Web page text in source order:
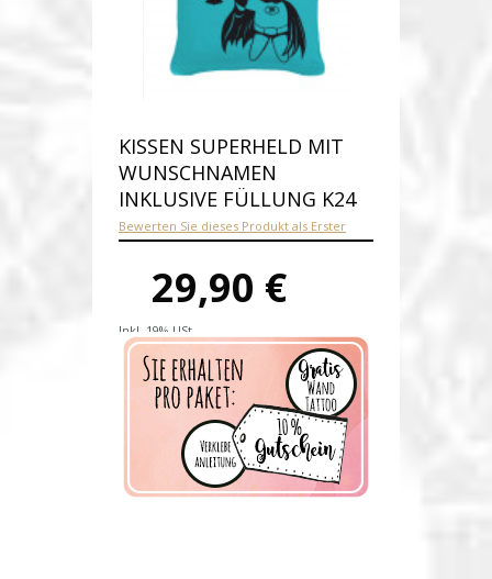
KISSEN SUPERHELD MIT
WUNSCHNAMEN
INKLUSIVE FÜLLUNG K24
Bewerten Sie dieses Produkt als Erster
29,90 €
Inkl. 19% USt.
Versandkosten
Produktnummer:k24-E
Verfügbarkeit:Auf Lager
Lieferzeit: 1-2 Werktage